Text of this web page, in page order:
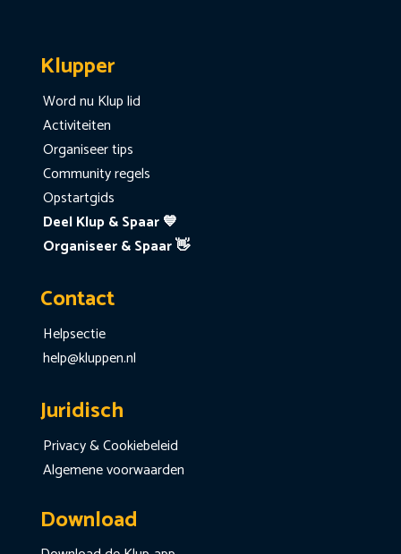
Klupper
Word nu Klup lid
Activiteiten
Organiseer tips
Community regels
Opstartgids
Deel Klup & Spaar 💙
Organiseer & Spaar 👋
Contact
Helpsectie
help@kluppen.nl
Juridisch
Privacy & Cookiebeleid
Algemene voorwaarden
Download